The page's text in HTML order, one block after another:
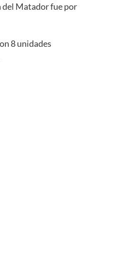
del Matador fue por
8 unidades